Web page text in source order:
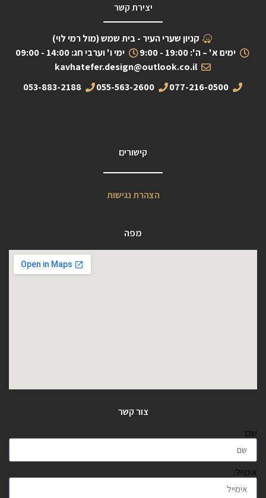
יצירת קשר
קניון שערי העיר - בית שמש (מול רמי לוי)
ימים א' – ה': 19:00 - 9:00
ימי ו' וערבי חג: 14:00 - 09:00
kavhatefer.design@outlook.co.il
077-216-0500
055-563-2600
053-883-2188
קישורים
הצהרת נגישות
מפה
צור קשר
שם
אימייל